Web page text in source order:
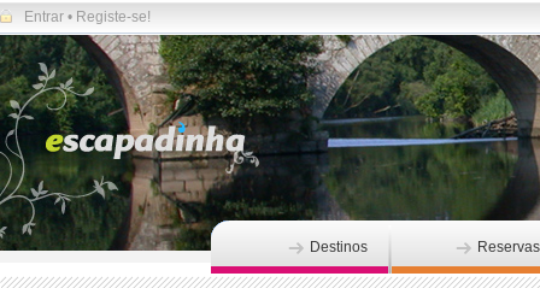
Entrar • Registe-se!
Destinos Reservas